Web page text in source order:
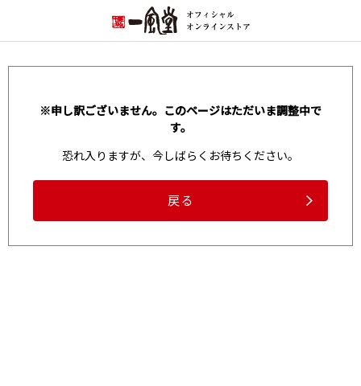
※申し訳ございません。このページはただいま調整中で
す。
恐れ入りますが、今しばらくお待ちください。
戻る